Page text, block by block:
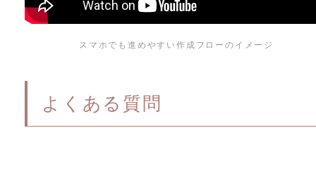
スマホでも進めやすい作成フローのイメージ
よくある質問